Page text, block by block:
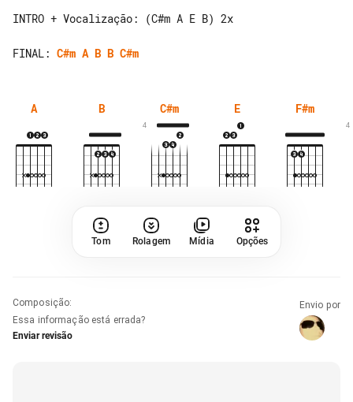
INTRO + Vocalização: (C#m A E B) 2x
FINAL: C#m A B B C#m
A B C#m
4
E F#m
4
Tom Rolagem Mídia Opções
Composição:
Essa informação está errada?
Enviar revisão
Envio por